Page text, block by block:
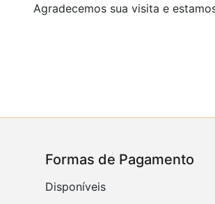
Agradecemos sua visita e
Formas de Pagamento
Disponíveis